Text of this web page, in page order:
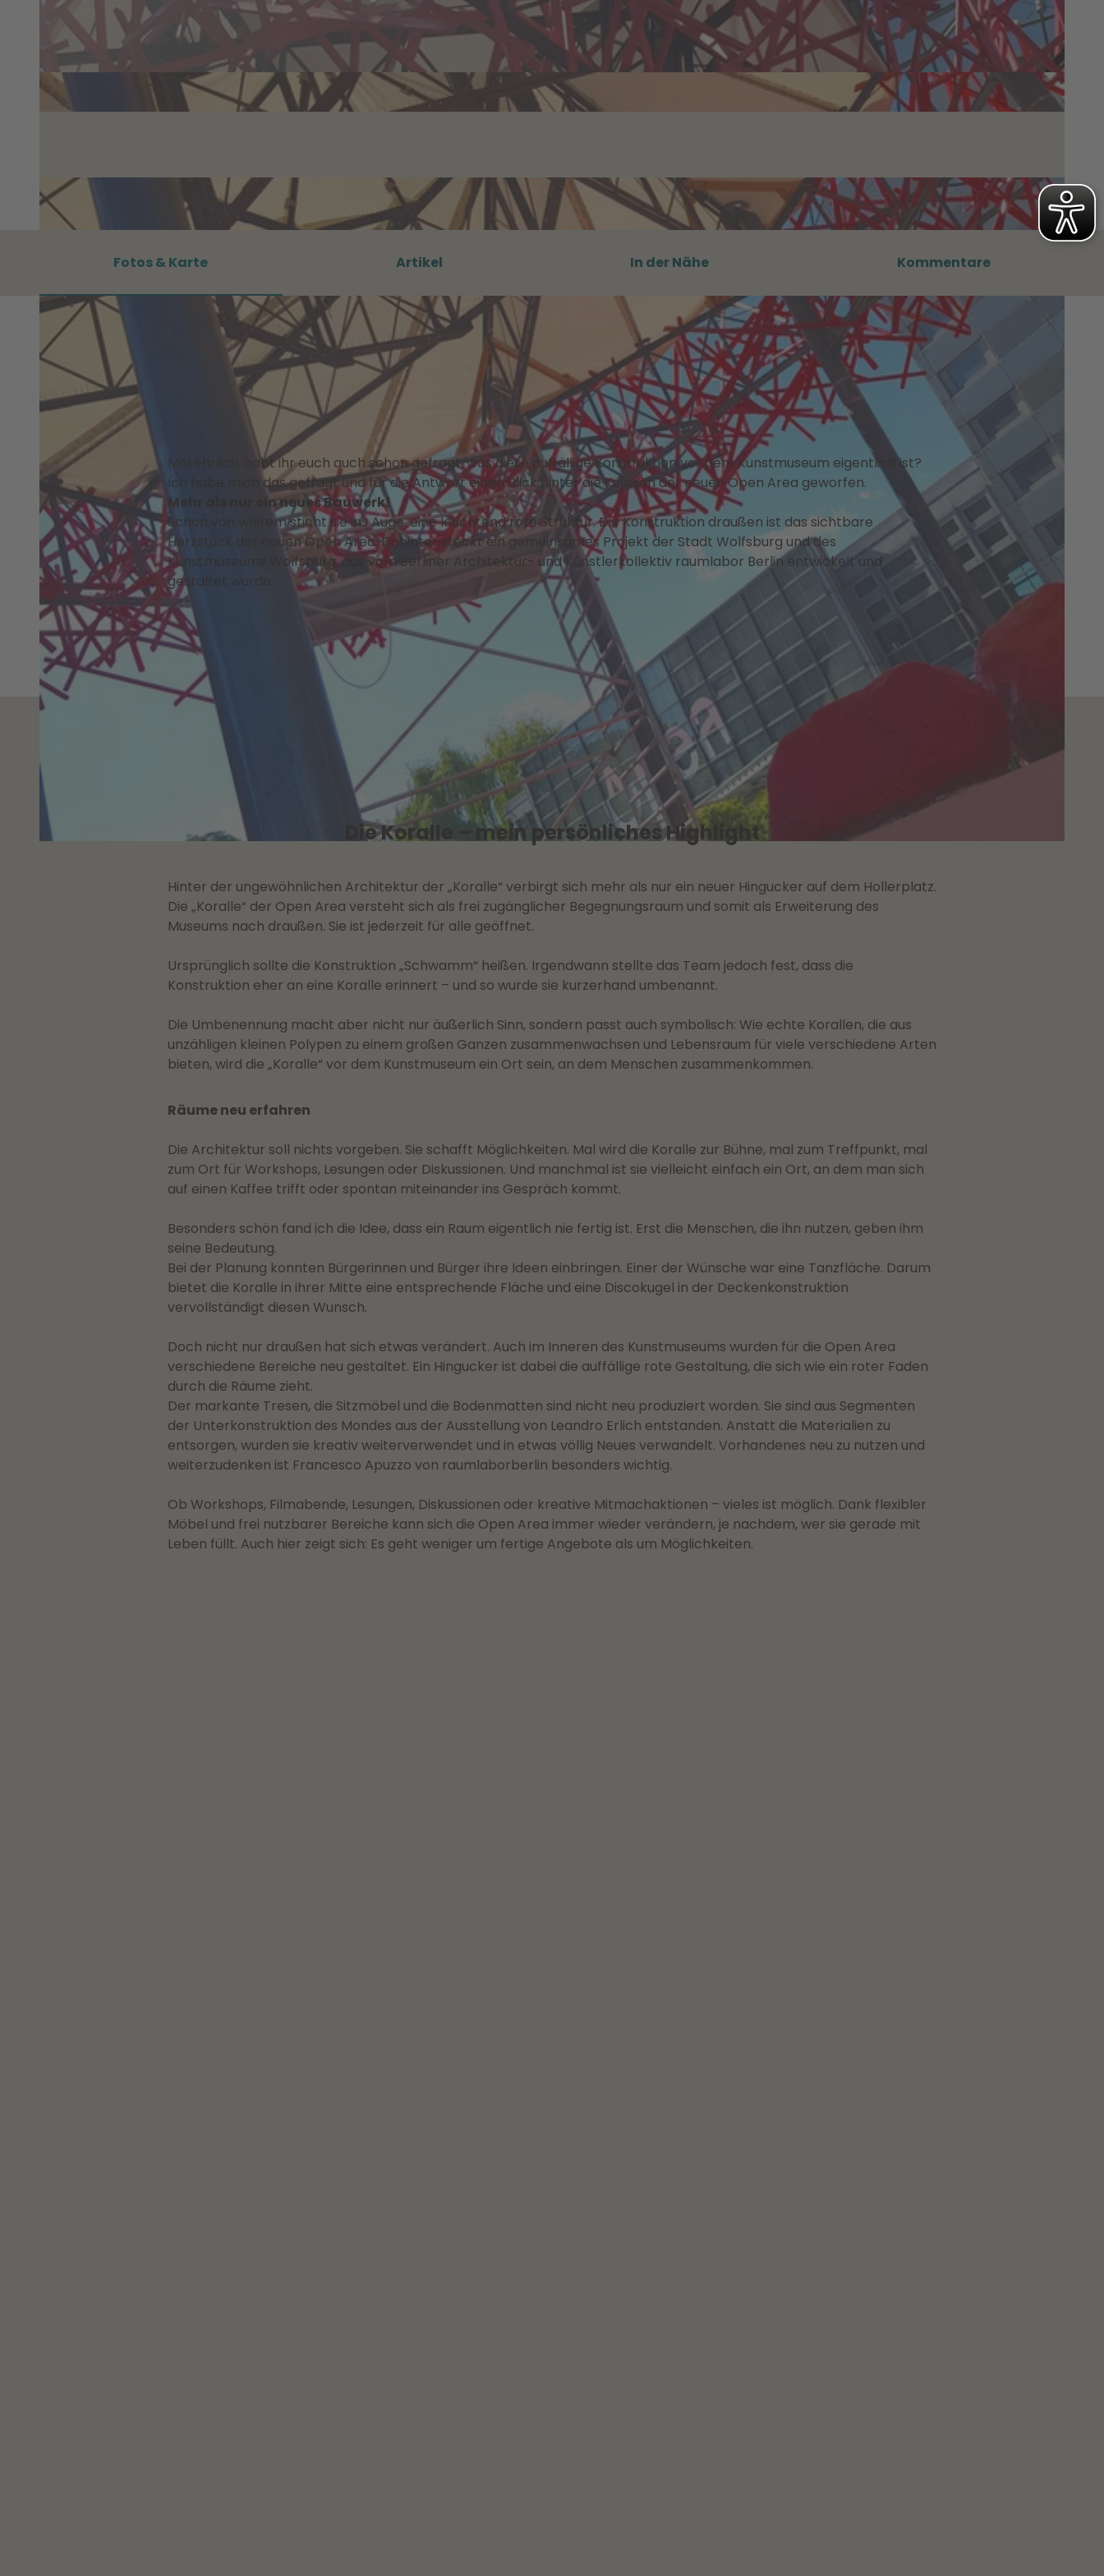
Fotos & Karte Artikel In der Nähe Kommentare
Mal ehrlich, habt ihr euch auch schon gefragt, was diese auffällige Konstruktion vor dem Kunstmuseum eigentlich ist?
Ich habe mich das gefragt und für die Antwort einen Blick hinter die Kulissen der neuen Open Area geworfen.
Mehr als nur ein neues Bauwerk!
Schon von weitem sticht sie ins Auge: eine leuchtend rote Struktur. Die Konstruktion draußen ist das sichtbare
Herzstück der neuen Open Area. Dahinter steckt ein gemeinsames Projekt der Stadt Wolfsburg und des
Kunstmuseums Wolfsburg, das vom Berliner Architektur- und Künstlerkollektiv raumlabor Berlin entwickelt und
gestaltet wurde.
Die Koralle – mein persönliches Highlight
Hinter der ungewöhnlichen Architektur der „Koralle“ verbirgt sich mehr als nur ein neuer Hingucker auf dem Hollerplatz.
Die „Koralle“ der Open Area versteht sich als frei zugänglicher Begegnungsraum und somit als Erweiterung des
Museums nach draußen. Sie ist jederzeit für alle geöffnet.
Ursprünglich sollte die Konstruktion „Schwamm“ heißen. Irgendwann stellte das Team jedoch fest, dass die
Konstruktion eher an eine Koralle erinnert – und so wurde sie kurzerhand umbenannt.
Die Umbenennung macht aber nicht nur äußerlich Sinn, sondern passt auch symbolisch: Wie echte Korallen, die aus
unzähligen kleinen Polypen zu einem großen Ganzen zusammenwachsen und Lebensraum für viele verschiedene Arten
bieten, wird die „Koralle“ vor dem Kunstmuseum ein Ort sein, an dem Menschen zusammenkommen.
Räume neu erfahren
Die Architektur soll nichts vorgeben. Sie schafft Möglichkeiten. Mal wird die Koralle zur Bühne, mal zum Treffpunkt, mal
zum Ort für Workshops, Lesungen oder Diskussionen. Und manchmal ist sie vielleicht einfach ein Ort, an dem man sich
auf einen Kaffee trifft oder spontan miteinander ins Gespräch kommt.
Besonders schön fand ich die Idee, dass ein Raum eigentlich nie fertig ist. Erst die Menschen, die ihn nutzen, geben ihm
seine Bedeutung.
Bei der Planung konnten Bürgerinnen und Bürger ihre Ideen einbringen. Einer der Wünsche war eine Tanzfläche. Darum
bietet die Koralle in ihrer Mitte eine entsprechende Fläche und eine Discokugel in der Deckenkonstruktion
vervollständigt diesen Wunsch.
Doch nicht nur draußen hat sich etwas verändert. Auch im Inneren des Kunstmuseums wurden für die Open Area
verschiedene Bereiche neu gestaltet. Ein Hingucker ist dabei die auffällige rote Gestaltung, die sich wie ein roter Faden
durch die Räume zieht.
Der markante Tresen, die Sitzmöbel und die Bodenmatten sind nicht neu produziert worden. Sie sind aus Segmenten
der Unterkonstruktion des Mondes aus der Ausstellung von Leandro Erlich entstanden. Anstatt die Materialien zu
entsorgen, wurden sie kreativ weiterverwendet und in etwas völlig Neues verwandelt. Vorhandenes neu zu nutzen und
weiterzudenken ist Francesco Apuzzo von raumlaborberlin besonders wichtig.
Ob Workshops, Filmabende, Lesungen, Diskussionen oder kreative Mitmachaktionen – vieles ist möglich. Dank flexibler
Möbel und frei nutzbarer Bereiche kann sich die Open Area immer wieder verändern, je nachdem, wer sie gerade mit
Leben füllt. Auch hier zeigt sich: Es geht weniger um fertige Angebote als um Möglichkeiten.